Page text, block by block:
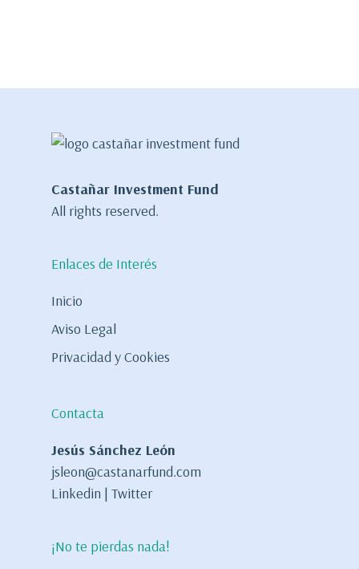
Castañar Investment Fund
All rights reserved.
Enlaces de Interés
Inicio
Aviso Legal
Privacidad y Cookies
Contacta
Jesús Sánchez León
jsleon@castanarfund.com
Linkedin | Twitter
¡No te pierdas nada!